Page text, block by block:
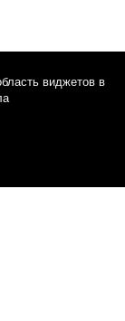
виджетов в